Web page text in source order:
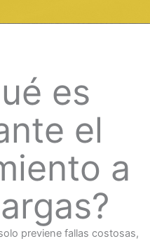
es
el
a
previene fallas costosas,